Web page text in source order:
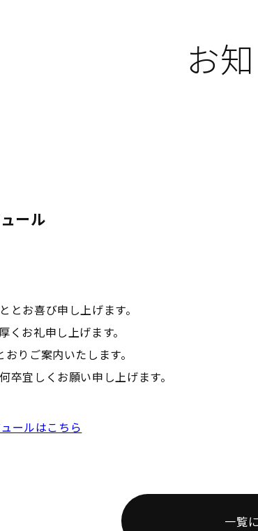
お
ール
お喜び申し上げます。
お礼申し上げます。
りご案内いたします。
卒宜しくお願い申し上げます。
ールはこちら
一覧